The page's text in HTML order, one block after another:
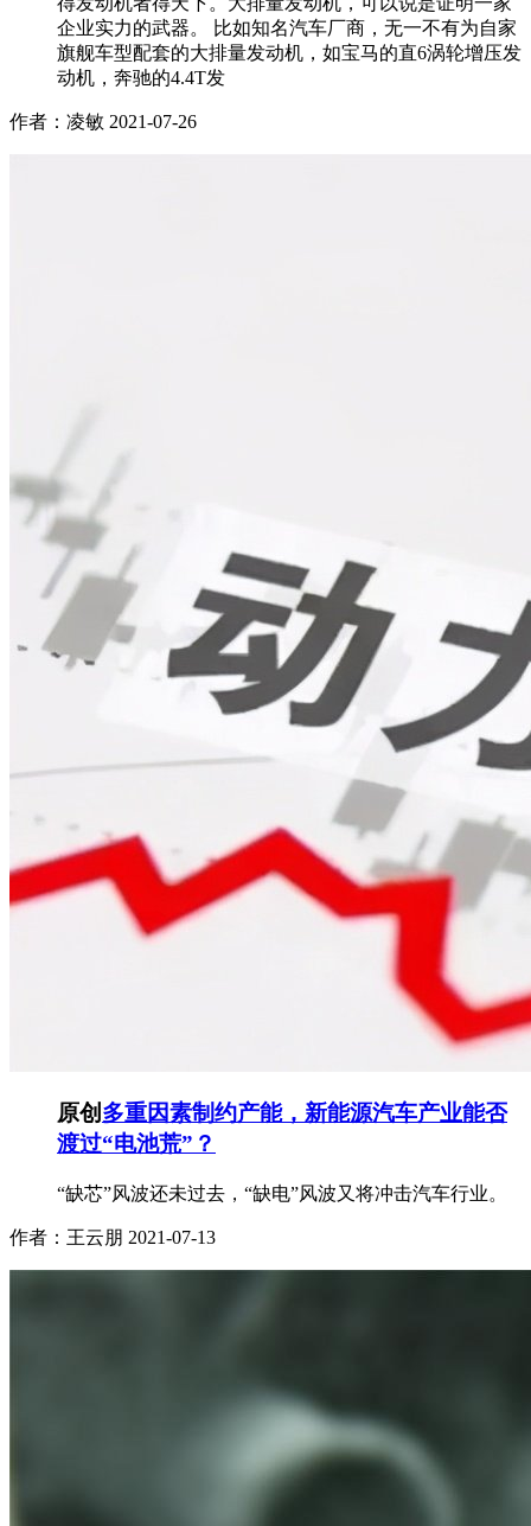
企业实力的武器。 比如知名汽车厂商，无一不有为自家
旗舰车型配套的大排量发动机，如宝马的直6涡轮增压发
动机，奔驰的4.4T发
作者：凌敏 2021-07-26
原创多重因素制约产能，新能源汽车产业能否
渡过“电池荒”？
“缺芯”风波还未过去，“缺电”风波又将冲击汽车行业。
作者：王云朋 2021-07-13